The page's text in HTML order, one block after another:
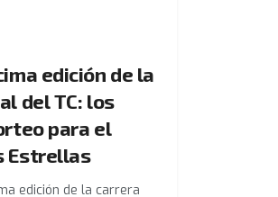
edición de la
del TC: los
para el
Estrellas
edición de la carrera